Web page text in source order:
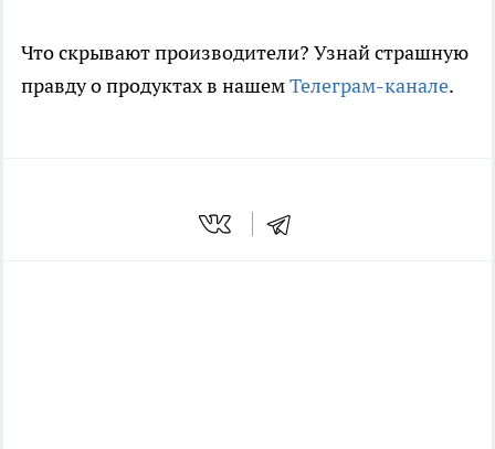
Что скрывают производители? Узнай страшную
правду о продуктах в нашемТелеграм-канале.